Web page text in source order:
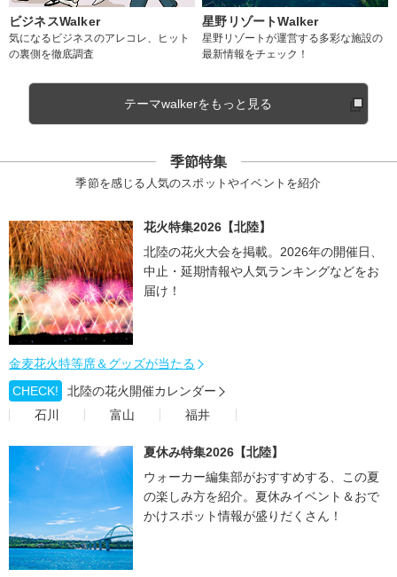
ビジネスWalker
気になるビジネスのアレコレ、ヒット
の裏側を徹底調査
星野リゾートWalker
星野リゾートが運営する多彩な施設の
最新情報をチェック！
テーマwalkerをもっと見る
季節特集
季節を感じる人気のスポットやイベントを紹介
花火特集2026【北陸】
北陸の花火大会を掲載。2026年の開催日、
中止・延期情報や人気ランキングなどをお
届け！
金麦花火特等席＆グッズが当たる
CHECK!
北陸の花火開催カレンダー
石川
富山 福井
夏休み特集2026【北陸】
ウォーカー編集部がおすすめする、この夏
の楽しみ方を紹介。夏休みイベント＆おで
かけスポット情報が盛りだくさん！